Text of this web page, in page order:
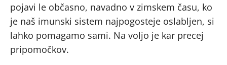
pojavi le občasno, navadno v zimskem času, ko
je naš imunski sistem najpogosteje oslabljen, si
lahko pomagamo sami. Na voljo je kar precej
pripomočkov.